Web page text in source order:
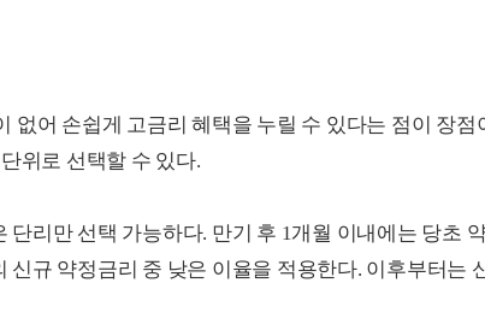
없어 손쉽게 고금리 혜택을 누릴 수 있다는 점이 장
위로 선택할 수 있다.
단리만 선택 가능하다. 만기 후 1개월 이내에는 당초
신규 약정금리 중 낮은 이율을 적용한다. 이후부터는